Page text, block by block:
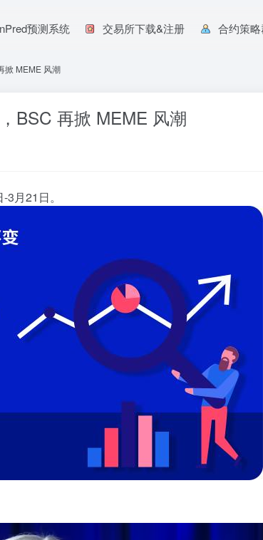
预测系统 交易所下载&注册 合约策略
掀 MEME 风潮
BSC 再掀 MEME 风潮
月21日。